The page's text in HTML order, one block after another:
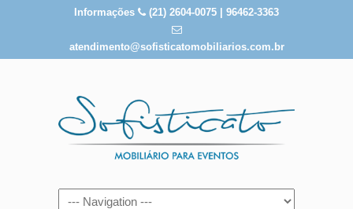
Informações (21) 2604-0075 | 96462-3363
atendimento@sofisticatomobiliarios.com.br